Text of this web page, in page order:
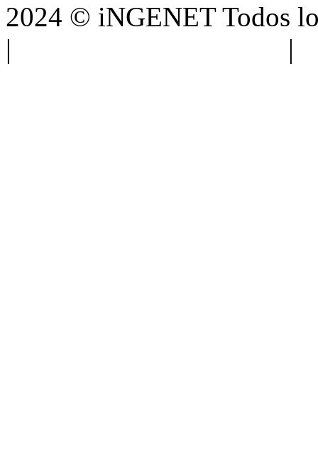
2024 © iNGENET Todos
|
|